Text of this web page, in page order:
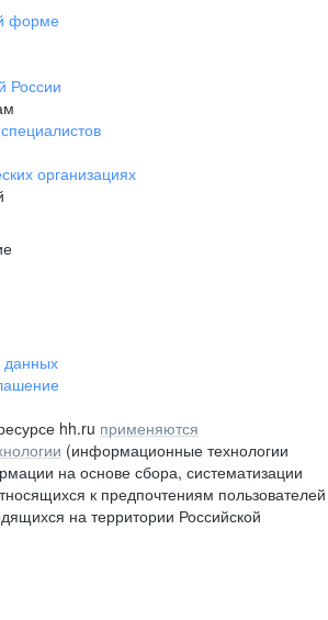
35,
57,
1
форме
России
организациях
данных
hh.ru применяются
(информационные технологии
на основе сбора, систематизации
к предпочтениям пользователей
на территории Российской